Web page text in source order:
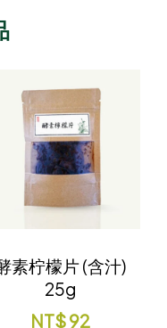
素柠檬片 (含汁)
25g
NT$92